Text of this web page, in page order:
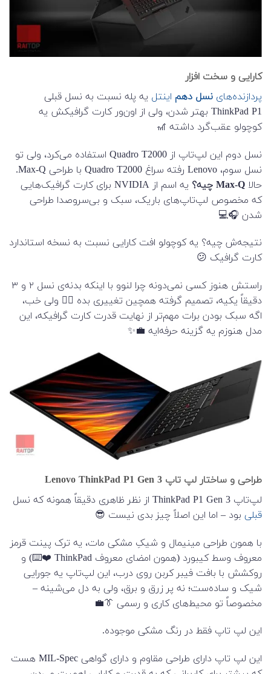
کارایی و سخت افزار
پردازنده‌های نسل دهم اینتل یه پله نسبت به نسل قبلی
ThinkPad P1 بهتر شدن، ولی از اون‌ور کارت گرافیکش یه
کوچولو عقب‌گرد داشته 🎢
نسل دوم این لپ‌تاپ از Quadro T2000 استفاده می‌کرد، ولی تو
نسل سوم، Lenovo رفته سراغ Quadro T2000 با طراحی Max-Q.
حالا Max-Q چیه؟
یه اسم از NVIDIA برای کارت گرافیک‌هایی
که مخصوص لپ‌تاپ‌های باریک، سبک و بی‌سر‌وصدا طراحی
شدن 🎧💻
نتیجه‌ش چیه؟ یه کوچولو افت کارایی نسبت به نسخه استاندارد
کارت گرافیک 😕
راستش هنوز کسی نمی‌دونه چرا لنوو با اینکه بدنه‌ی نسل ۲ و ۳
دقیقاً یکیه، تصمیم گرفته همچین تغییری بده 🤷‍♂️ ولی خب،
اگه سبک بودن برات مهم‌تر از نهایت قدرت کارت گرافیکه، این
مدل هنوزم یه گزینه حرفه‌ایه 💼✨
طراحی و ساختار لپ تاپ Lenovo ThinkPad P1 Gen 3
لپ‌تاپ ThinkPad P1 Gen 3 از نظر ظاهری دقیقاً همونه که نسل
قبلی بود – اما این اصلاً چیز بدی نیست 😎
با همون طراحی مینیمال و شیکِ مشکی مات، یه ترک پینت قرمز
معروف وسط کیبورد (همون امضای معروف ThinkPad ❤️⌨️) و
روکشش با بافت فیبر کربن روی درب، این لپ‌تاپ یه جورایی
شیک و ساده‌ست؛ نه پر زرق و برق، ولی به دل می‌شینه –
مخصوصاً تو محیط‌های کاری و رسمی 👔💼
این لپ تاپ فقط در رنگ مشکی موجوده.
این لپ تاپ دارای طراحی مقاوم و دارای گواهی MIL-Spec هست